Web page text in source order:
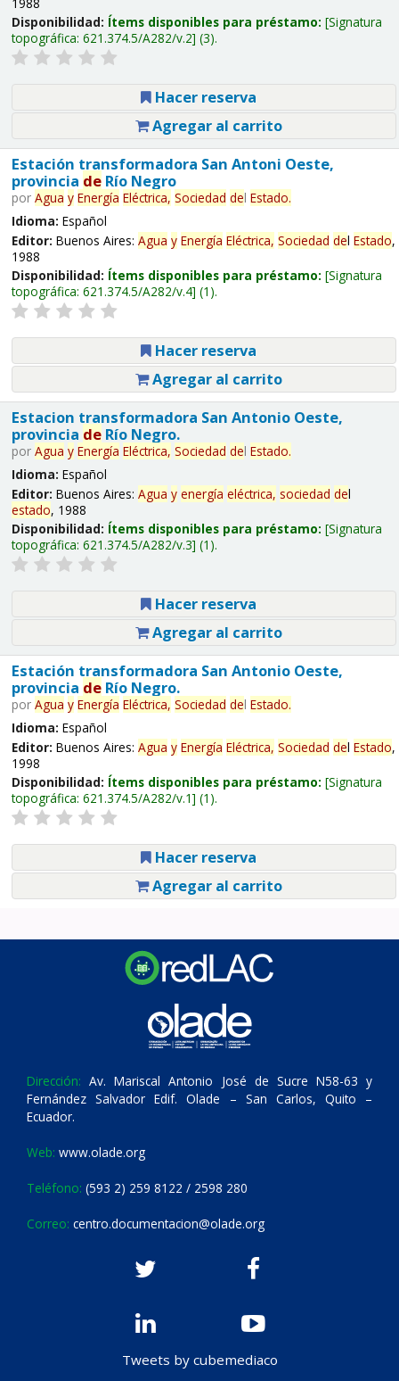
Disponibilidad: Ítems disponibles para préstamo: Signatura
topográfica: 621.374.5/A282/v.2 (3).
Hacer reserva
Agregar al carrito
Estación transformadora San Antoni Oeste,
provincia deRío Negro
por Agua y Energía Eléctrica, Sociedad del Estado.
Idioma: Español
Editor: Buenos Aires: Agua y Energía Eléctrica, Sociedad del Estado,
1988
Disponibilidad: Ítems disponibles para préstamo: Signatura
topográfica: 621.374.5/A282/v.4 (1).
Hacer reserva
Agregar al carrito
Estacion transformadora San Antonio Oeste,
provincia deRío Negro.
por Agua y Energía Eléctrica, Sociedad del Estado.
Idioma: Español
Editor: Buenos Aires: Agua y energía eléctrica, sociedad del
estado, 1988
Disponibilidad: Ítems disponibles para préstamo: Signatura
topográfica: 621.374.5/A282/v.3 (1).
Hacer reserva
Agregar al carrito
Estación transformadora San Antonio Oeste,
provincia deRío Negro.
por Agua y Energía Eléctrica, Sociedad del Estado.
Idioma: Español
Editor: Buenos Aires: Agua y Energía Eléctrica, Sociedad del Estado,
1998
Disponibilidad: Ítems disponibles para préstamo: Signatura
topográfica: 621.374.5/A282/v.1 (1).
Hacer reserva
Agregar al carrito
Dirección: Av. Mariscal Antonio José de Sucre N58-63 y
Fernández Salvador Edif. Olade – San Carlos, Quito –
Ecuador.
Web: www.olade.org
Teléfono: (593 2) 259 8122 / 2598 280
Correo: centro.documentacion@olade.org
Tweets by cubemediaco